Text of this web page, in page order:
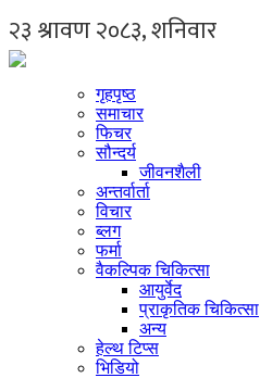
गृहपृष्ठ
समाचार
फिचर
सौन्दर्य
जीवनशैली
अन्तर्वार्ता
विचार
ब्लग
फर्मा
वैकल्पिक चिकित्सा
आयुर्वेद
प्राकृतिक चिकित्सा
अन्य
हेल्थ टिप्स
भिडियो